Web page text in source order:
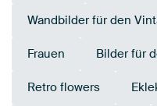
Wandbilder für den
Frauen Bilder für
Retro flowers